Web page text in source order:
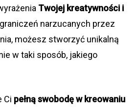
Twojej kreatywności i
narzucanych przez
możesz stworzyć unikalną
w taki sposób, jakiego
Ci pełną swobodę w kreowaniu